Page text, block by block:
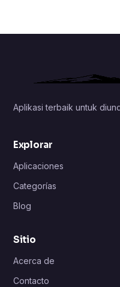
Aplikasi terbaik untuk
Explorar
Aplicaciones
Categorías
Blog
Sitio
Acerca de
Contacto